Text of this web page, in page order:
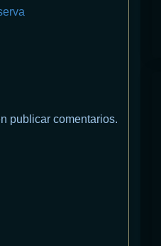
publicar comentarios.